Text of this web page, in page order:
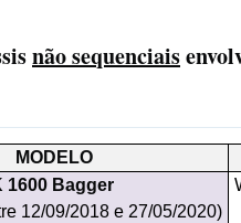
não sequenciais
MODELO
1600 Bagger
12/09/2018 e 27/05/2020)